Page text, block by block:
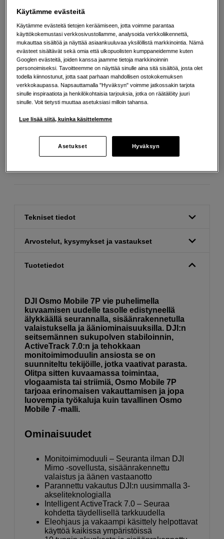
Esimerkki: 36 kk, 4 EUR/kk, yhteensä 149 EUR, todellinen vuosikorko
Avausmaksu 5 EUR, laskutusmaksu 0 EUR/kk lisäksi
Lainaaminen maksaa! Jos et pysty maksamaan velkaa ajoissa, saatat
saada maksuhäiriömerkinnän. Se voi vaikeuttaa asunnon vuokraamista,
liittymien tekemistä ja uusien lainojen saamista. Apua saat kuntasi talous- ja
velkaneuvonnasta. Yhteystiedot löydät sivulta kkv.fi (avautuu uuteen
välilehteen)
Ilmainen toimitus yli 200 EUR ostoksille
Osta nyt ja maksa myöhemmin
Tekniset tiedot
Arvostelut, kysymykset ja vastaukset
Tuotetiedot
DJI Osmo Mobile 7P vie puhelimella
kuvaamisen uudelle tasolle edistyneellä
älykkäällä seurannalla, sisäänrakennetulla
valaistuksella ja ääniominaisuuksilla. DJI:n
seitsemännen sukupolven stabiloinnin,
ActiveTrack 7.0:n ja tehokkaan
monitoimimoduulin ansiosta se on
suunniteltu tekijöille, jotka vaativat parasta.
Olitpa sitten kuvaamassa toimintaa,
vlogaamista tai striimiä, Osmo Mobile 7P
tarjoaa erinomaisen vakauttamisen ja jopa
luovempia työkaluja kuin tavallinen Osmo
Mobile 7 -malli.
Ominaisuudet
Monitoimimoduuli – Seuranta ilman DJI
Mimo -sovellusta, sisäänrakennettu
valaistus ja äänen vastaanotto
Parannettu vakautus DJI:n uusimmalla 3-
akseliteknologialla
Intelligent ActiveTrack 7.0 – Seuraa
kohdetta täydellisellä tarkkuudella
Eleohjaus ja vakaampi käsittely helpottavat
käyttöä kaikissa ympäristöissä
Käytämme evästeitä
Käytämme evästeitä tietojen keräämiseen, jotta voimme parantaa
käyttökokemustasi verkkosivustollamme, analysoida verkkoliikennettä,
mukauttaa sisältöä ja näyttää asiaankuuluvaa yksilöllistä markkinointia. Nämä
evästeet sisältävät sekä omia että ulkopuolisten kumppaneidemme kuten
Googlen evästeitä, joiden kanssa jaamme tietoja markkinoinnin
personoimiseksi. Tavoitteemme on näyttää sinulle aina sitä sisältöä, josta olet
todella kiinnostunut, jotta saat parhaan mahdollisen ostokokemuksen
verkkokaupassa. Napsauttamalla "Hyväksyn" voimme jatkossakin tarjota
sinulle inspiraatiota ja henkilökohtaisia tarjouksia, jotka on räätälöity juuri
sinulle. Voit tietysti muuttaa asetuksiasi milloin tahansa.
Lue lisää siitä, kuinka käsittelemme
Asetukset Hyväksyn